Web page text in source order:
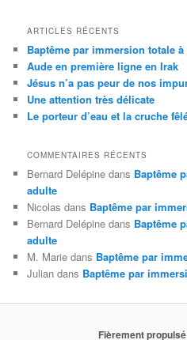
ARTICLES RÉCENTS
Baptême par immersion totale à
Aude en première ligne en Irak
Jésus n’a pas peur de nos
Une attention très délicate
Le porteur d’eau et la cruche
COMMENTAIRES RÉCENTS
Bernard Delépine dans Baptême
adulte
Nicolas dans Baptême par
Bernard Delépine dans Baptême
adulte
M. Marie dans Baptême par
Julian dans Baptême par
Fièrement